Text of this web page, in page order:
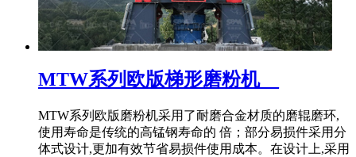
MTW系列欧版梯形磨粉机__
MTW系列欧版磨粉机采用了耐磨合金材质的磨辊磨环,
使用寿命是传统的高锰钢寿命的 倍；部分易损件采用分
体式设计,更加有效节省易损件使用成本。在设计上,采用